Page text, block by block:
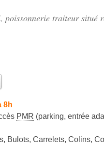
poissonnerie traiteur situé
8h
PMR (parking, entrée
Bulots, Carrelets, Colins,